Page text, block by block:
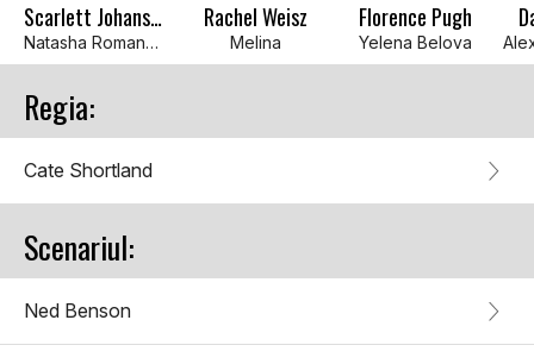
Scarlett Johansson
Natasha Romanoff / Black Widow
Rachel Weisz
Melina
Florence Pugh
Yelena Belova
Regia:
Cate Shortland
Scenariul:
Ned Benson